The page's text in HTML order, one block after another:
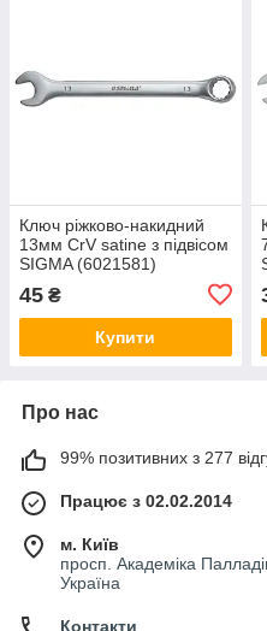
Ключ ріжково-накидний
13мм CrV satine з підвісом
SIGMA (6021581)
45 ₴
Купити
Про нас
99% позитивних з 277
Працює з 02.02.2014
м. Київ
просп. Академіка
Україна
Контакти